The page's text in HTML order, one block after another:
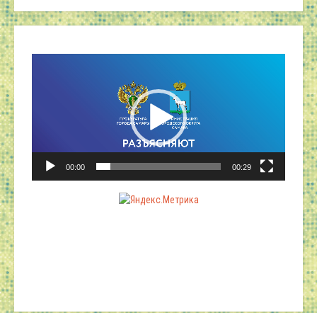
00:00 00:29